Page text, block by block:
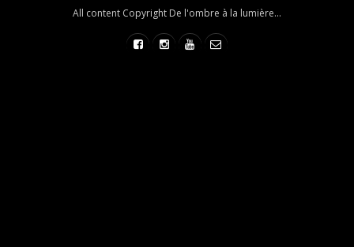
All content Copyright De l'ombre à la lumière...